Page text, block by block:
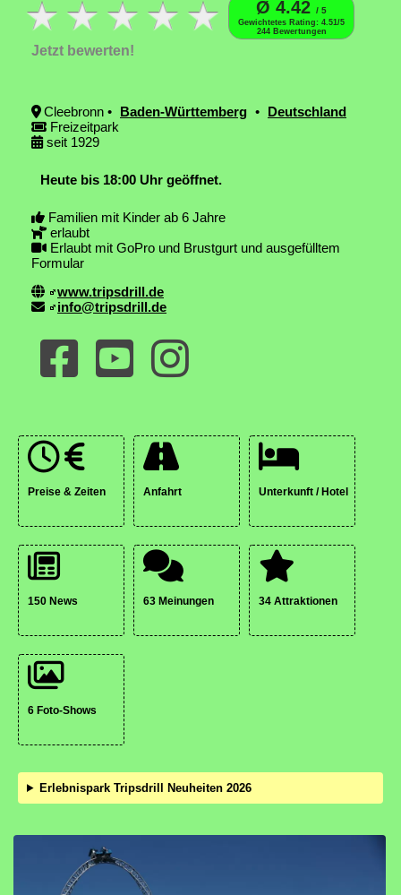
Ø 4.42 / 5
Gewichtetes Rating: 4.51/5
244 Bewertungen
Jetzt bewerten!
Cleebronn • Baden-Württemberg • Deutschland
Freizeitpark
seit 1929
Heute bis 18:00 Uhr geöffnet.
Familien mit Kinder ab 6 Jahre
erlaubt
Erlaubt mit GoPro und Brustgurt und ausgefülltem
Formular
www.tripsdrill.de
info@tripsdrill.de
Preise & Zeiten Anfahrt Unterkunft / Hotel
150 News 63 Meinungen 34 Attraktionen
6 Foto-Shows
Erlebnispark Tripsdrill Neuheiten 2026